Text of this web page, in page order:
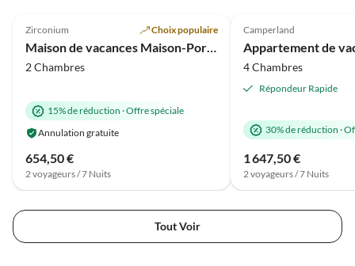
Zirconium Choix populaire
2 Chambres
15% de réduction ·Offre spéciale
Annulation gratuite
654,50 €
2 voyageurs / 7 Nuits
Camperland
4 Chambres
Répondeur Rapide
30% de réduction ·
1 647,50 €
2 voyageurs / 7 Nuits
Tout Voir